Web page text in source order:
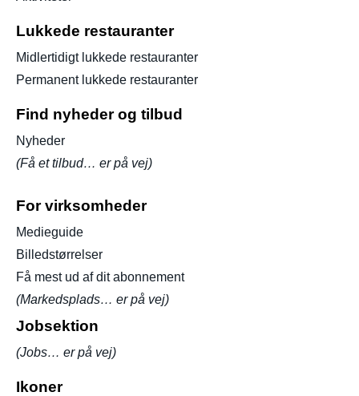
Lukkede restauranter
Midlertidigt lukkede restauranter
Permanent lukkede restauranter
Find nyheder og tilbud
Nyheder
(Få et tilbud… er på vej)
For virksomheder
Medieguide
Billedstørrelser
Få mest ud af dit abonnement
(Markedsplads… er på vej)
Jobsektion
(Jobs… er på vej)
Ikoner